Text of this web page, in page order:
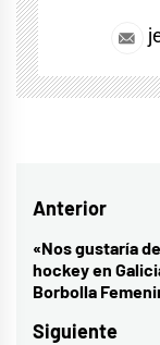
de
entradas
Anterior
Entrada
anterior:
«Nos gustaría
hockey en
Borbolla
Siguiente